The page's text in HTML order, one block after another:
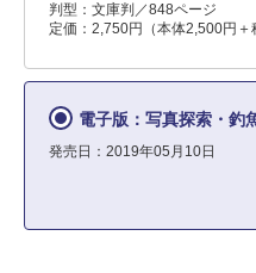
判型：文庫判／848ページ
定価：2,750円（本体2,500円＋
電子版：写真探索・釣
発売日：2019年05月10日